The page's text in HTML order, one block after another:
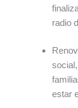
radio
estar